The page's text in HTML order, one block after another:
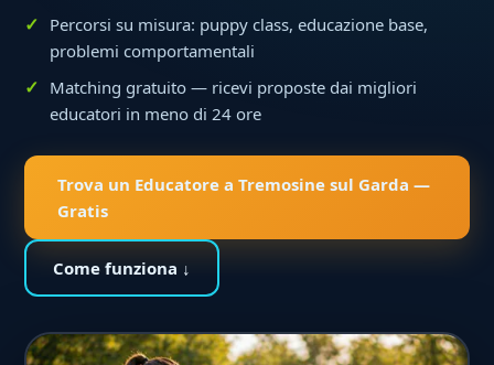
Percorsi su misura: puppy class, educazione base,
problemi comportamentali
Matching gratuito — ricevi proposte dai migliori
educatori in meno di 24 ore
Trova un Educatore a Tremosine sul Garda —
Gratis
Come funziona ↓